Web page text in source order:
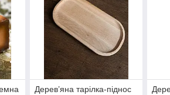
Дерев’яна тарілка-піднос